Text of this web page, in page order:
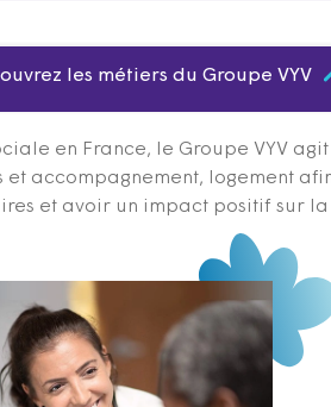
les métiers du Groupe VYV
en France, le Groupe VYV
et accompagnement, logement
et avoir un impact positif sur la